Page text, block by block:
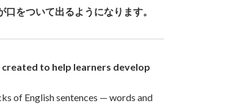
をついて出るようになります。
created to help learners develop
of English sentences — words and